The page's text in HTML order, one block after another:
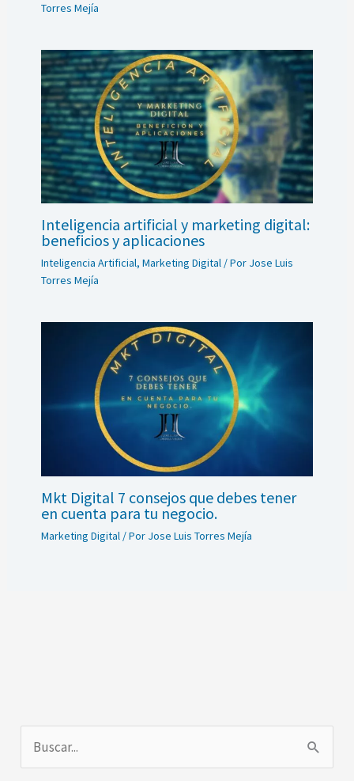
Torres Mejía
Inteligencia artificial y marketing digital:
beneficios y aplicaciones
Inteligencia Artificial, Marketing Digital/ Por Jose Luis
Torres Mejía
Mkt Digital 7 consejos que debes tener
en cuenta para tu negocio.
Marketing Digital/ Por Jose Luis Torres Mejía
u